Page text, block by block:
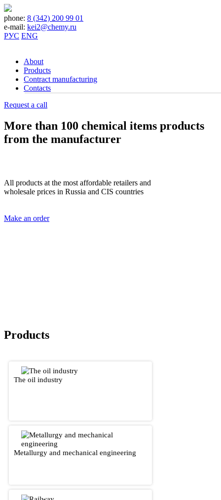
phone: 8 (342) 200 99 01
e-mail: kei2@chemy.ru
РУС ENG
About
Products
Contract manufacturing
Contacts
Request a call
More than 100 chemical items products
from the manufacturer
All products at the most affordable retailers and
wholesale prices in Russia and CIS countries
Make an order
Products
The oil industry
Metallurgy and mechanical engineering